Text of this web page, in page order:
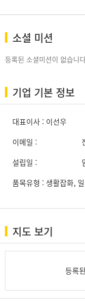
소셜 미션
등록된 소셜미션이 없습니
기업 기본 정보
대표이사 : 이선우
이메일 :
설립일 :
품목유형 : 생활잡화,
지도 보기
등록